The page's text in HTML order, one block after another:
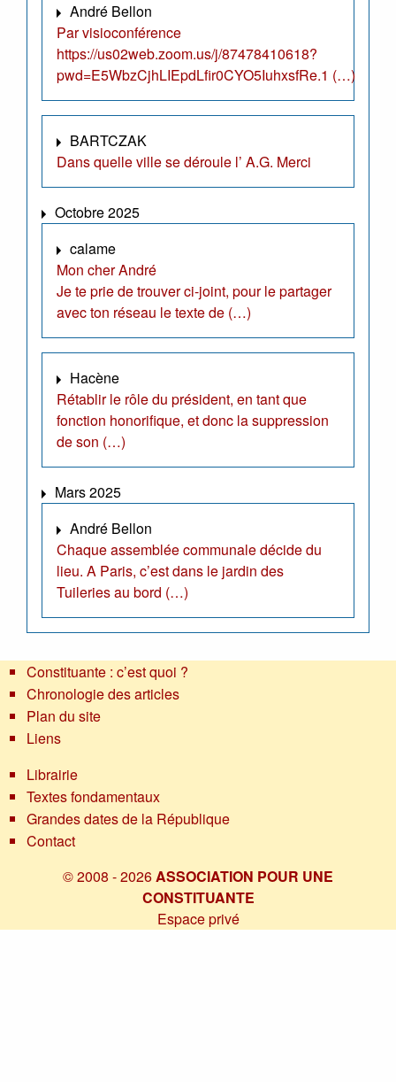
André Bellon
Par visioconférence
https://us02web.zoom.us/j/87478410618?
pwd=E5WbzCjhLIEpdLfir0CYO5IuhxsfRe.1 (…)
BARTCZAK
Dans quelle ville se déroule l’ A.G. Merci
Octobre 2025
calame
Mon cher André
Je te prie de trouver ci-joint, pour le partager
avec ton réseau le texte de (…)
Hacène
Rétablir le rôle du président, en tant que
fonction honorifique, et donc la suppression
de son (…)
Mars 2025
André Bellon
Chaque assemblée communale décide du
lieu. A Paris, c’est dans le jardin des
Tuileries au bord (…)
Constituante : c’est quoi ?
Chronologie des articles
Plan du site
Liens
Librairie
Textes fondamentaux
Grandes dates de la République
Contact
© 2008 - 2026ASSOCIATION POUR UNE
CONSTITUANTE
Espace privé